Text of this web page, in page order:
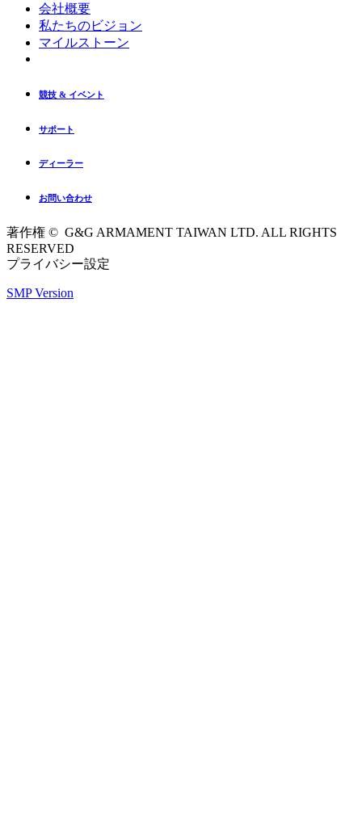
会社概要
私たちのビジョン
マイルストーン
競技 & イベント
サポート
ディーラー
お問い合わせ
著作権 © G&G ARMAMENT TAIWAN LTD. ALL RIGHTS
RESERVED
プライバシー設定
SMP Version